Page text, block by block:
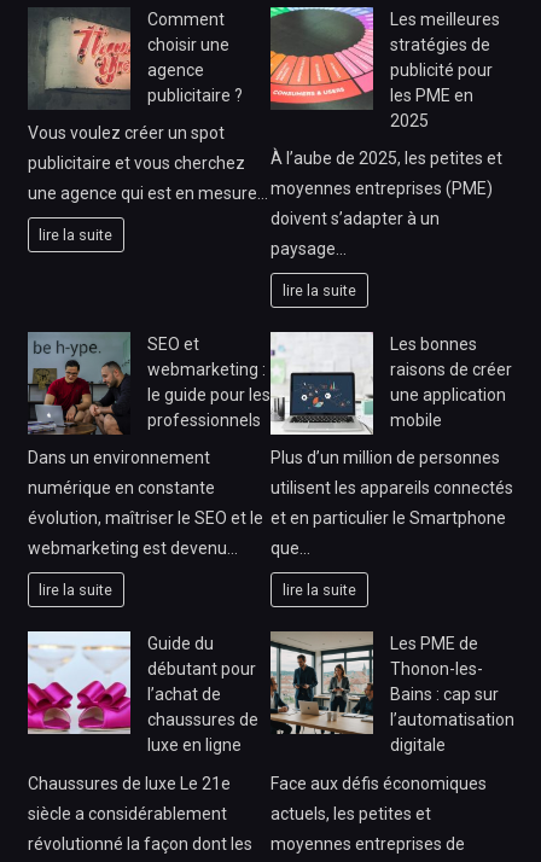
Comment
choisir une
agence
publicitaire ?
Vous voulez créer un spot
publicitaire et vous cherchez
une agence qui est en mesure…
lire la suite
Les meilleures
stratégies de
publicité pour
les PME en
2025
À l’aube de 2025, les petites et
moyennes entreprises (PME)
doivent s’adapter à un
paysage…
lire la suite
SEO et
webmarketing :
le guide pour les
professionnels
Dans un environnement
numérique en constante
évolution, maîtriser le SEO et le
webmarketing est devenu…
lire la suite
Les bonnes
raisons de créer
une application
mobile
Plus d’un million de personnes
utilisent les appareils connectés
et en particulier le Smartphone
que…
lire la suite
Guide du
débutant pour
l’achat de
chaussures de
luxe en ligne
Chaussures de luxe Le 21e
siècle a considérablement
révolutionné la façon dont les
Les PME de
Thonon-les-
Bains : cap sur
l’automatisation
digitale
Face aux défis économiques
actuels, les petites et
moyennes entreprises de